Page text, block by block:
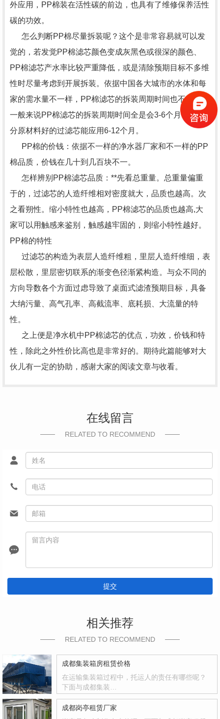
外应用，PP棉装在活性碳的前边，也具有了维修保养活性
碳的功效。
怎么判断PP棉尽量拆装呢？这个是非常容易就可以发
觉的，若发觉PP棉滤芯颜色变成灰黑色或很深的颜色、
PP棉滤芯产水率比较严重降低，或是清除预期目标不多维
性时尽量考虑到开展拆装。依据中国各大城市的水体和每
家的需水量不一样，PP棉滤芯的拆装周期时间也不一样。
一般来说PP棉滤芯的拆装周期时间全是会3-6个月，一部
分原材料好的过滤芯能应用6-12个月。
PP棉的价钱：依据不一样的净水器厂家和不一样的PP
棉品质，价钱在几十到几百块不一。
怎样辨别PP棉滤芯品质：**先看总重量。总重量偏重
于的，过滤芯的人造纤维相对密度就大，品质也越高。次
之看朔性。缩小特性也越高，PP棉滤芯的品质也越高,大
家可以用触感来鉴别，触感越牢固的，则缩小特性越好。
PP棉的特性
过滤芯的构造为表层人造纤维粗，里层人造纤维细，表
层松散，里层密切联系的渐变色径渐紧构造。与众不同的
方向导数各个方面过虑导致了桌面式滤渣预期目标，具备
大纳污量、高气孔率、高截流率、底耗损、大流量的特
性。
之上便是净水机中PP棉滤芯的优点，功效，价钱和特
性，除此之外性价比高也是非常好的。期待此篇能够对大
伙儿有一定的协助，感谢大家的阅读文章与收看。
在线留言
RELATED TO RECOMMEND
提交
相关推荐
RELATED TO RECOMMEND
成都集装箱房租赁价格
在运输集装箱过程中，托运人的责任有哪些呢？
下面与成都集装…
成都岗亭租赁厂家